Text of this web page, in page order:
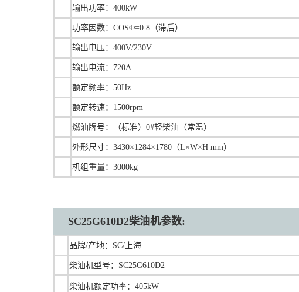
输出功率：400kW
功率因数：COSΦ=0.8（滞后）
输出电压：400V/230V
输出电流：720A
额定频率：50Hz
额定转速：1500rpm
燃油牌号：（标准）0#轻柴油（常温）
外形尺寸：3430×1284×1780（L×W×H mm）
机组重量：3000kg
SC25G610D2柴油机参数:
品牌/产地：SC/上海
柴油机型号：SC25G610D2
柴油机额定功率：405kW